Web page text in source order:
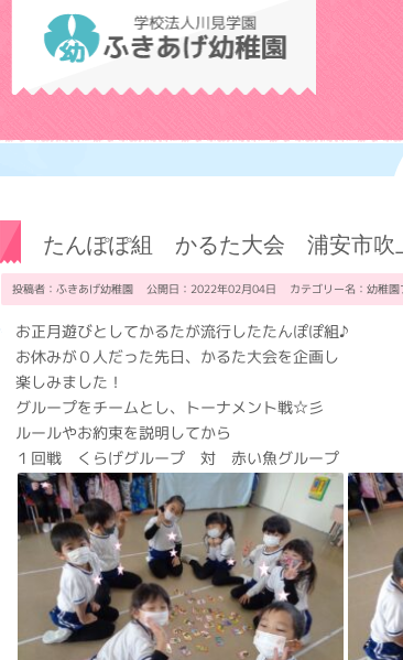
学校法人
たんぽぽ組 かるた大会 浦安市吹
投稿者：ふきあげ幼稚園 公開日：2022年02月04日 カテゴリー名： 幼稚園
お正月遊びとしてかるたが流行したたんぽぽ組♪
お休みが０人だった先日、かるた大会を企画し
楽しみました！
グループをチームとし、トーナメント戦☆彡
ルールやお約束を説明してから
１回戦 くらげグループ 対 赤い魚グループ